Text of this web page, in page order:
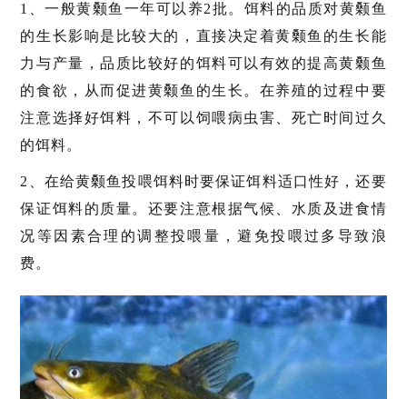
1、一般黄颡鱼一年可以养2批。饵料的品质对黄颡鱼
的生长影响是比较大的，直接决定着黄颡鱼的生长能
力与产量，品质比较好的饵料可以有效的提高黄颡鱼
的食欲，从而促进黄颡鱼的生长。在养殖的过程中要
注意选择好饵料，不可以饲喂病虫害、死亡时间过久
的饵料。
2、在给黄颡鱼投喂饵料时要保证饵料适口性好，还要
保证饵料的质量。还要注意根据气候、水质及进食情
况等因素合理的调整投喂量，避免投喂过多导致浪
费。